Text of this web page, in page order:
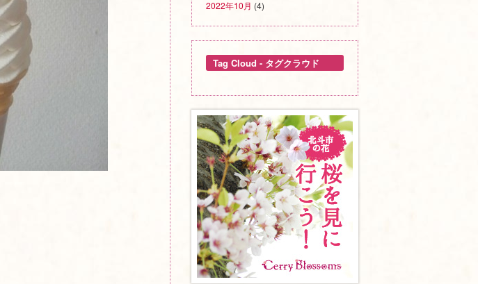
2022年10月 (4)
Tag Cloud - タグクラウド